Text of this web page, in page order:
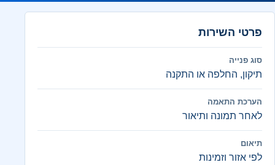
פרטי השירות
סוג פנייה
תיקון, החלפה או התקנה
הערכת התאמה
לאחר תמונה ותיאור
תיאום
לפי אזור וזמינות